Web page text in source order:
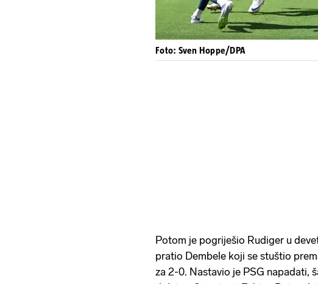
Foto: Sven Hoppe/DPA
Potom je pogriješio Rudiger u
pratio Dembele koji se stuštio
za 2-0. Nastavio je PSG napadati,